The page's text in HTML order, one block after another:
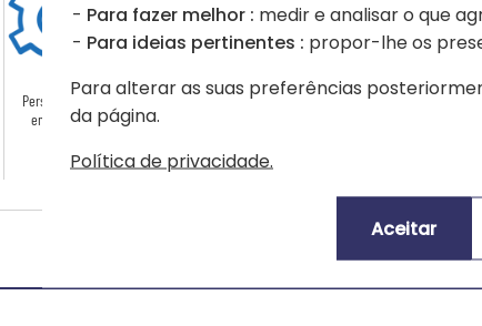
Personalizado
em França
Classificação média
Para fazer melhor : medir e analisar o que
Para ideias pertinentes : propor-lhe os
Para alterar as suas preferências
da página.
Política de privacidade.
Aceitar